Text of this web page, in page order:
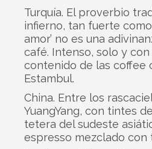
Turquía. El proverbio
infierno, tan fuerte
amor’ no es una
café. Intenso, solo y
contenido de las coffee
Estambul.
China. Entre los
YuangYang, con tintes
tetera del sudeste
espresso mezclado